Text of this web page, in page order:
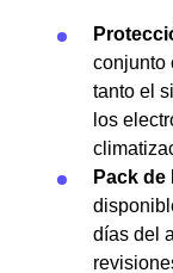
conjunto
tanto el
los
Pack de
días del